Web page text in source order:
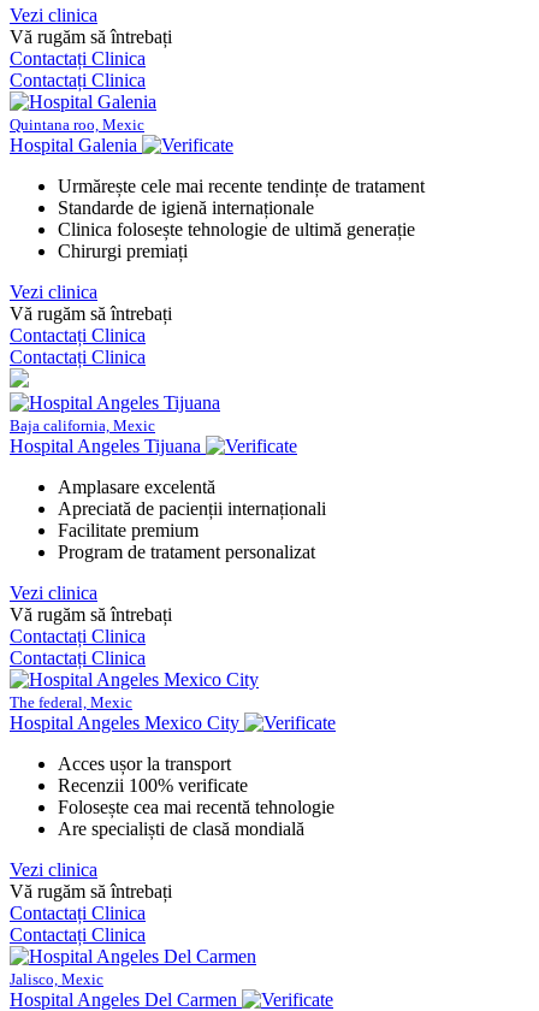
Vezi clinica
Vă rugăm să întrebați
Contactați Clinica
Contactați Clinica
Quintana roo, Mexic
Hospital Galenia
Urmărește cele mai recente tendințe de tratament
Standarde de igienă internaționale
Clinica folosește tehnologie de ultimă generație
Chirurgi premiați
Vezi clinica
Vă rugăm să întrebați
Contactați Clinica
Contactați Clinica
Baja california, Mexic
Hospital Angeles Tijuana
Amplasare excelentă
Apreciată de pacienții internaționali
Facilitate premium
Program de tratament personalizat
Vezi clinica
Vă rugăm să întrebați
Contactați Clinica
Contactați Clinica
The federal, Mexic
Hospital Angeles Mexico City
Acces ușor la transport
Recenzii 100% verificate
Folosește cea mai recentă tehnologie
Are specialiști de clasă mondială
Vezi clinica
Vă rugăm să întrebați
Contactați Clinica
Contactați Clinica
Jalisco, Mexic
Hospital Angeles Del Carmen